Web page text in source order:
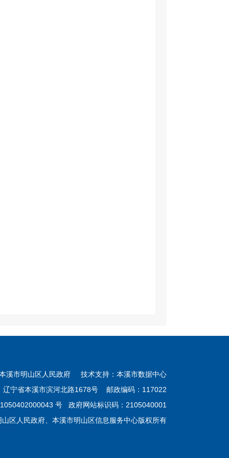
溪市明山区人民政府 技术支持：本溪市数据中心
辽宁省本溪市滨河北路1678号 邮政编码：117022
号 政府网站标识码：2105040001
山区人民政府、本溪市明山区信息服务中心版权所有